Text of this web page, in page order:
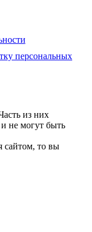
персональных
из них
и не могут быть
сайтом, то вы